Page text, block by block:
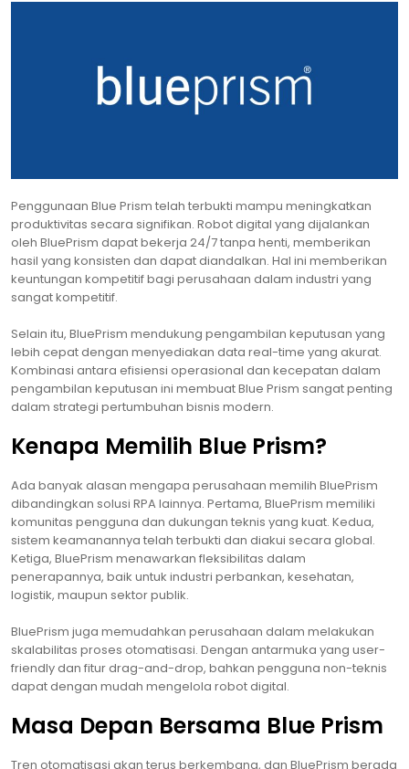
Penggunaan Blue Prism telah terbukti mampu meningkatkan
produktivitas secara signifikan. Robot digital yang dijalankan
oleh BluePrism dapat bekerja 24/7 tanpa henti, memberikan
hasil yang konsisten dan dapat diandalkan. Hal ini memberikan
keuntungan kompetitif bagi perusahaan dalam industri yang
sangat kompetitif.
Selain itu, BluePrism mendukung pengambilan keputusan yang
lebih cepat dengan menyediakan data real-time yang akurat.
Kombinasi antara efisiensi operasional dan kecepatan dalam
pengambilan keputusan ini membuat Blue Prism sangat penting
dalam strategi pertumbuhan bisnis modern.
Kenapa Memilih Blue Prism?
Ada banyak alasan mengapa perusahaan memilih BluePrism
dibandingkan solusi RPA lainnya. Pertama, BluePrism memiliki
komunitas pengguna dan dukungan teknis yang kuat. Kedua,
sistem keamanannya telah terbukti dan diakui secara global.
Ketiga, BluePrism menawarkan fleksibilitas dalam
penerapannya, baik untuk industri perbankan, kesehatan,
logistik, maupun sektor publik.
BluePrism juga memudahkan perusahaan dalam melakukan
skalabilitas proses otomatisasi. Dengan antarmuka yang user-
friendly dan fitur drag-and-drop, bahkan pengguna non-teknis
dapat dengan mudah mengelola robot digital.
Masa Depan Bersama Blue Prism
Tren otomatisasi akan terus berkembang, dan BluePrism berada